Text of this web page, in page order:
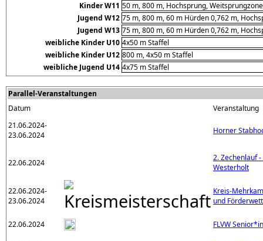
Kinder W11 50 m, 800 m, Hochsprung,
Jugend W12 75 m, 800 m, 60 m Hürden 0,762 m,
Jugend W13 75 m, 800 m, 60 m Hürden 0,762 m,
weibliche Kinder U10 4x50 m Staffel
weibliche Kinder U12 800 m, 4x50 m Staffel
weibliche Jugend U14 4x75 m Staffel
Parallel-Veranstaltungen
Datum
Veranstaltung
21.06.2024-
23.06.2024
Horner
22.06.2024
2. Zechenlauf
Westerholt
22.06.2024-
23.06.2024
Kreis-
und
22.06.2024 FLVW